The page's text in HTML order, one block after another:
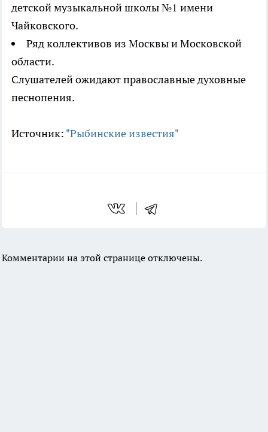
детской музыкальной школы №1 имени
Чайковского.
Ряд коллективов из Москвы и Московской
области.
Слушателей ожидают православные духовные
песнопения.
Источник: "Рыбинские известия"
Комментарии на этой странице отключены.